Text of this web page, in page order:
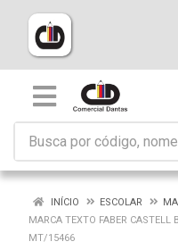
INÍCIO ESCOLAR
MARCA TEXTO FABER CASTELL
MT/15466